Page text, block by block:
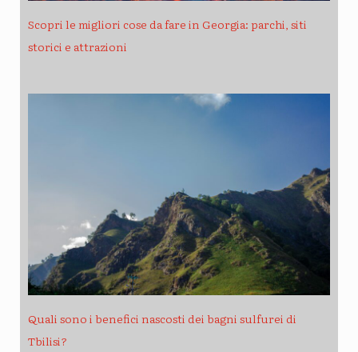
Scopri le migliori cose da fare in Georgia: parchi, siti
storici e attrazioni
Quali sono i benefici nascosti dei bagni sulfurei di
Tbilisi?